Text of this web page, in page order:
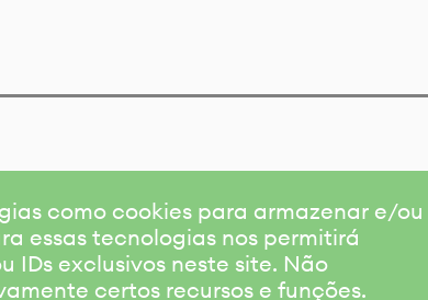
como cookies para armazenar e/ou
essas tecnologias nos permitirá
IDs exclusivos neste site. Não
certos recursos e funções.